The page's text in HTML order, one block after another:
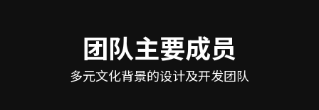
团队主要成员
多元文化背景的设计及开发团队